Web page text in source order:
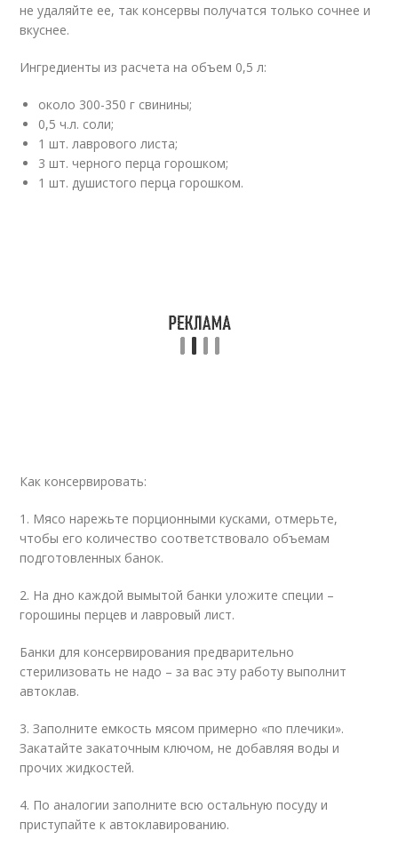
не удаляйте ее, так консервы получатся только сочнее и
вкуснее.
Ингредиенты из расчета на объем 0,5 л:
около 300-350 г свинины;
0,5 ч.л. соли;
1 шт. лаврового листа;
3 шт. черного перца горошком;
1 шт. душистого перца горошком.
Как консервировать:
1. Мясо нарежьте порционными кусками, отмерьте,
чтобы его количество соответствовало объемам
подготовленных банок.
2. На дно каждой вымытой банки уложите специи –
горошины перцев и лавровый лист.
Банки для консервирования предварительно
стерилизовать не надо – за вас эту работу выполнит
автоклав.
3. Заполните емкость мясом примерно «по плечики».
Закатайте закаточным ключом, не добавляя воды и
прочих жидкостей.
4. По аналогии заполните всю остальную посуду и
приступайте к автоклавированию.